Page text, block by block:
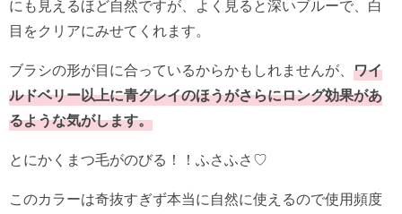
にも見えるほど自然ですが、よく見ると深いブルーで、白
目をクリアにみせてくれます。
ブラシの形が目に合っているからかもしれませんが、 ワイ
ルドベリー以上に青グレイのほうがさらにロング効果があ
るような気がします。
とにかくまつ毛がのびる！！ふさふさ♡
このカラーは奇抜すぎず本当に自然に使えるので使用頻度